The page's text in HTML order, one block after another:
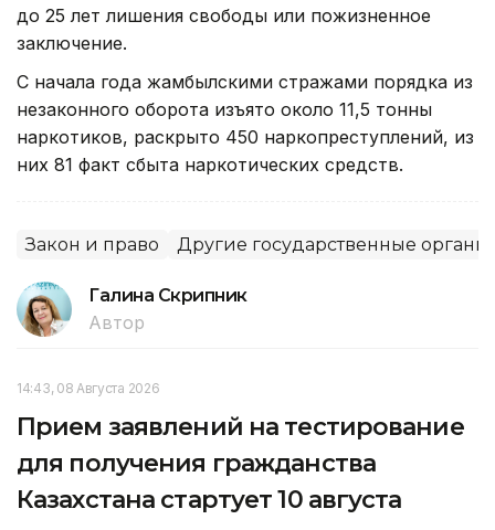
до 25 лет лишения свободы или пожизненное
заключение.
С начала года жамбылскими стражами порядка из
незаконного оборота изъято около 11,5 тонны
наркотиков, раскрыто 450 наркопреступлений, из
них 81 факт сбыта наркотических средств.
Закон и право Другие государственные органы
Галина Скрипник
Автор
14:43, 08 Августа 2026
Прием заявлений на тестирование
для получения гражданства
Казахстана стартует 10 августа